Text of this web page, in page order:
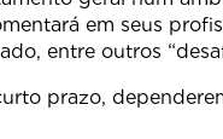
em seus
entre outros
prazo,